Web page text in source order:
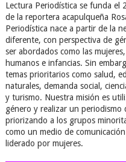
Lectura Periodística se funda el
de la reportera acapulqueña
Periodística nace a partir de la
diferente, con perspectiva de
ser abordados como las
humanos e infancias. Sin
temas prioritarios como salud,
naturales, demanda social,
y turismo. Nuestra misión es
género y realizar un periodismo
priorizando a los grupos
como un medio de
liderado por mujeres.